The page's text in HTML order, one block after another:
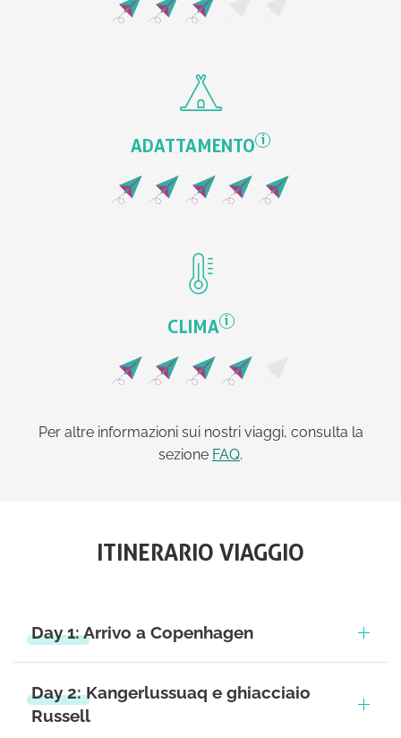
ADATTAMENTO i
CLIMA i
Per altre informazioni sui nostri viaggi, consulta la
sezione FAQ.
ITINERARIO VIAGGIO
Day 1: Arrivo a Copenhagen
Day 2: Kangerlussuaq e ghiacciaio
Russell